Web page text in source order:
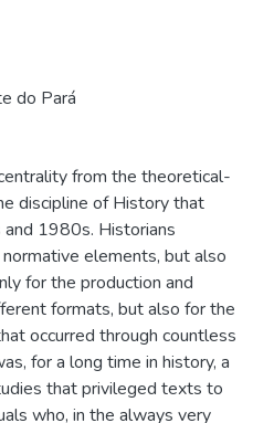
do Pará
from the theoretical-
discipline of History that
1980s. Historians
elements, but also
for the production and
formats, but also for the
occurred through countless
for a long time in history, a
that privileged texts to
who, in the always very